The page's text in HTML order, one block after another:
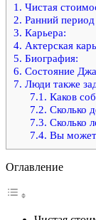
1. Чистая
2. Ранний
3. Карьера:
4. Актерская
5. Биография:
6. Состояние
7. Люди также
7.1. Каков
7.2. Сколько
7.3. Сколько
7.4. Вы
Оглавление